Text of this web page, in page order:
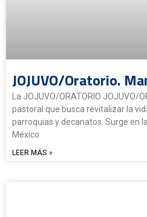
JOJUVO/Oratorio.
La JOJUVO/ORATORIO JOJUVO/
pastoral que busca revitalizar la
parroquias y decanatos. Surge en
México
LEER MÁS »